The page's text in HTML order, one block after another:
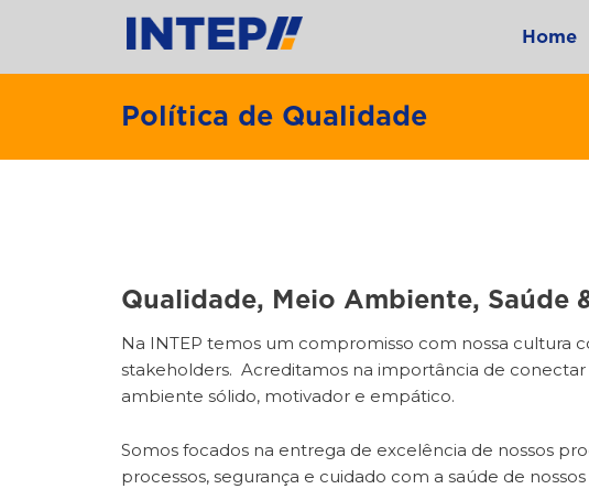
Home
Política de Qualidade
Qualidade, Meio Ambiente, Saúde
Na INTEP temos um compromisso com nossa cultura
stakeholders. Acreditamos na importância de
ambiente sólido, motivador e empático.
Somos focados na entrega de excelência de nossos
processos, segurança e cuidado com a saúde de